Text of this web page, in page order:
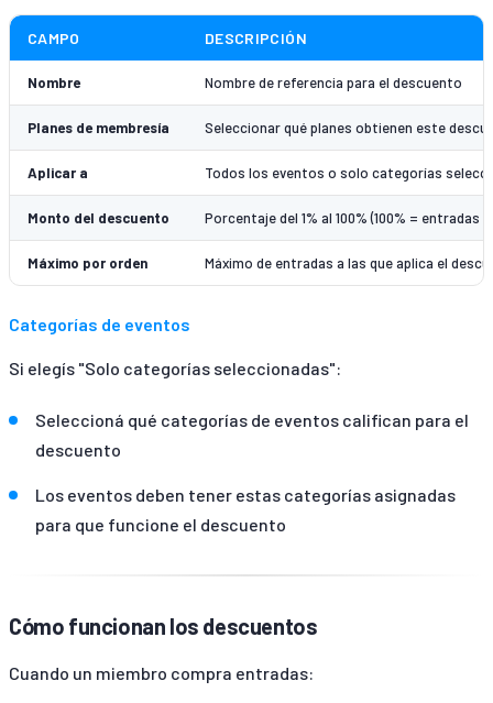
CAMPO DESCRIPCIÓN
Nombre Nombre de referencia para el descuento
Planes de membresía Seleccionar qué planes obtienen este
Aplicar a Todos los eventos o solo categorías
Monto del descuento Porcentaje del 1% al 100% (100% = entradas
Máximo por orden Máximo de entradas a las que aplica el
Categorías de eventos
Si elegís "Solo categorías seleccionadas":
Seleccioná qué categorías de eventos califican para el
descuento
Los eventos deben tener estas categorías asignadas
para que funcione el descuento
Cómo funcionan los descuentos
Cuando un miembro compra entradas: